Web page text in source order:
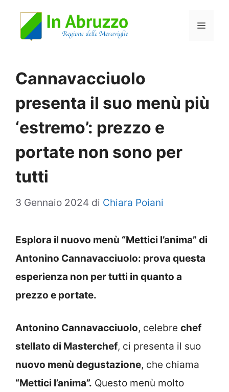
Menu
Cannavacciuolo
presenta il suo menù più
‘estremo’: prezzo e
portate non sono per
tutti
3 Gennaio 2024 di Chiara Poiani
Esplora il nuovo menù “Mettici l’anima” di
Antonino Cannavacciuolo: prova questa
esperienza non per tutti in quanto a
prezzo e portate.
Antonino Cannavacciuolo, celebre chef
stellato di Masterchef, ci presenta il suo
nuovo menù degustazione, che chiama
“Mettici l’anima”. Questo menù molto